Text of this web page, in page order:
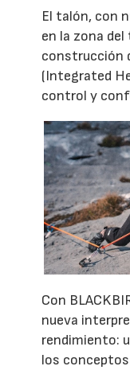
El talón, con
en la zona del
construcción
(Integrated
control y
Con
nueva
rendimiento:
los